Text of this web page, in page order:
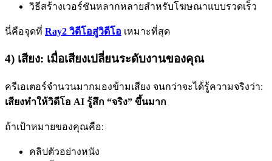
วิธีสร้างเวอร์ชันหลากหลายสำหรับโฆษณาแบบรวดเร็ว
นี่คือจุดที่ Ray2 วิดีโอสู่วิดีโอ เหมาะที่สุด
4) เสียง: เมื่อเสียงเปลี่ยนระดับงานของคุณ
ครีเอเตอร์จำนวนมากมองข้ามเสียง จนกว่าจะได้รู้ความจริงว่า:
เสียงทำให้วิดีโอ AI รู้สึก “จริง” ขึ้นมาก
ถ้าเป้าหมายของคุณคือ:
คลิปตัวอย่างหนัง